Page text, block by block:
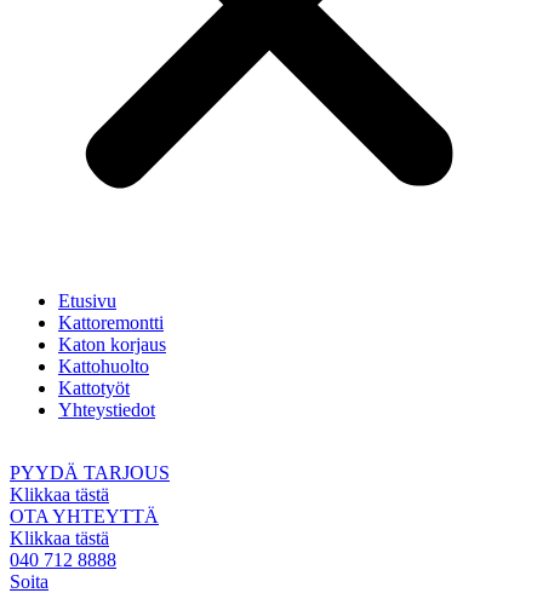
Etusivu
Kattoremontti
Katon korjaus
Kattohuolto
Kattotyöt
Yhteystiedot
PYYDÄ TARJOUS
Klikkaa tästä
OTA YHTEYTTÄ
Klikkaa tästä
040 712 8888
Soita